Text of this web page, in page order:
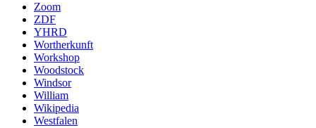
Zoom
ZDF
YHRD
Wortherkunft
Workshop
Woodstock
Windsor
William
Wikipedia
Westfalen